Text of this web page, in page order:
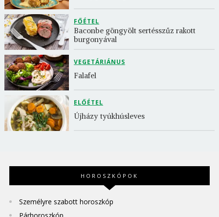
FŐÉTEL
Baconbe göngyölt sertésszűz rakott
burgonyával
VEGETÁRIÁNUS
Falafel
ELŐÉTEL
Újházy tyúkhúsleves
HOROSZKÓPOK
Személyre szabott horoszkóp
Párhoroszkóp